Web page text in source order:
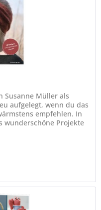
Susanne Müller als
aufgelegt, wenn du das
empfehlen. In
wunderschöne Projekte